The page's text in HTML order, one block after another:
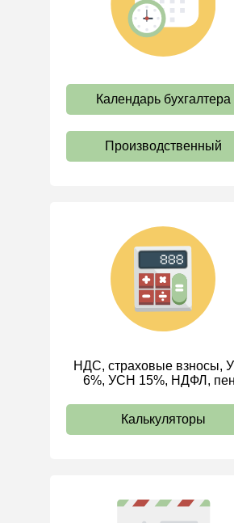
труда
Отпуск и время отдыха
Ответственность и
взыскания
Пенсии
должностные инструкции
Трудовые книжки
Кадровые документы и
образцы
Персональные данные
ИП
Календарь бухгалтера
Производственный
НДС, страховые взносы,
6%, УСН 15%, НДФЛ,
Калькуляторы